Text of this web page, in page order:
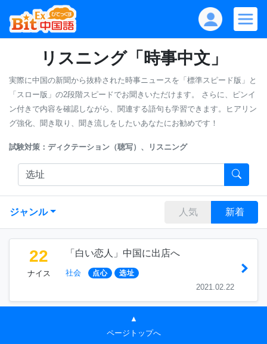
リスニング「時事中文」
実際に中国の新聞から抜粋された時事ニュースを「標準スピード版」と
「スロー版」の2段階スピードでお聞きいただけます。
さらに、ピンイ
ン付きで内容を確認しながら、関連する語句も学習できます。ヒアリン
グ強化、聞き取り、聞き流しをしたいあなたにお勧めです！
試験対策：ディクテーション（聴写）、リスニング
ジャンル 人気 新着
22
ナイス
「白い恋人」中国に出店へ
社会 点心 选址
2021.02.22
▲
ページトップへ